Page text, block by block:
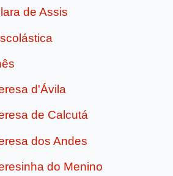
de Assis
d'Ávila
de Calcutá
dos Andes
do Menino